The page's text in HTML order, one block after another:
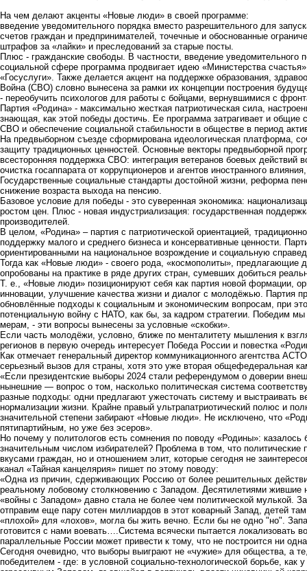
На чем делают акценты «Новые люди» в своей программе:
введение уведомительного порядка вместо разрешительного для
счетов граждан и предпринимателей, точечные и обоснованные
штрафов за «лайки» и преследований за старые посты.
Плюс - гражданские свободы. В частности, введение уведомительного
социальной сфере программа продвигает идею «Министерства
«Госуслуги». Также делается акцент на поддержке образования,
Война (СВО) словно вынесена за рамки их концепции построения
- переобучить психологов для работы с бойцами, вернувшимися с
Партия «Родина» - максимально жесткая патриотическая сила,
знающая, как этой победы достичь. Ее программа затрагивает и общие
СВО и обеспечение социальной стабильности в обществе в период
На предвыборном съезде сформирована идеологическая платформа,
защиту традиционных ценностей. Основные векторы предвыборной
всесторонняя поддержка СВО: интеграция ветеранов боевых действий
очистка госаппарата от коррупционеров и агентов иностранного
Государственные социальные стандарты достойной жизни, реформа
снижение возраста выхода на пенсию.
Базовое условие для победы - это суверенная экономика:
ростом цен. Плюс - новая индустриализация: государственная
производителей.
В целом, «Родина» – партия с патриотической ориентацией,
поддержку малого и среднего бизнеса и консервативные ценности.
ориентированными на национальное возрождение и социальную
Тогда как «Новые люди» - своего рода, «космополиты»,
опробованы на практике в ряде других стран, сумевших добиться
Т. е., «Новые люди» позиционируют себя как партия новой формации,
инновации, улучшение качества жизни и диалог с молодёжью. Партия
обновлённые подходы к социальным и экономическим вопросам, при
потенциальную войну с НАТО, как бы, за кадром стратегии. Победим
мерам, - эти вопросы вынесены за условные «скобки».
Если часть молодёжи, условно, ближе по менталитету мышления к
регионов в первую очередь интересует Победа России и повестка
Как отмечает генеральный директор коммуникационного агентства
серьезный вызов для страны, хотя это уже вторая общефедеральная
«Если президентские выборы 2024 стали референдумом о доверии
нынешние — вопрос о том, насколько политическая система
разные подходы: одни предлагают ужесточать систему и выстраивать
нормализации жизни. Крайне правый ультрапатриотический полюс и
значительной степени забирают «Новые люди». Не исключено, что
пятипартийным, но уже без эсеров».
Но почему у политологов есть сомнения по поводу «Родины»: казалось
значительным числом избирателей? Проблема в том, что
вкусами граждан, но и отношением элит, которые сегодня не
канал «Тайная канцелярия» пишет по этому поводу:
«Одна из причин, сдерживающих Россию от более решительных
реальному лобовому столкновению с Западом. Десятилетиями
«войны с Западом» давно стала не более чем политической мулькой.
отправим еще пару сотен миллиардов в этот коварный Запад, детей
«плохой» для «лохов», могла бы жить вечно. Если бы не одно "но".
готовится с нами воевать….Система всячески пытается локализовать
параллельные России может привести к тому, что не построится ни
Сегодня очевидно, что выборы выиграют не «чужие» для общества, а
победителем - где: в условной социально-технологической борьбе,